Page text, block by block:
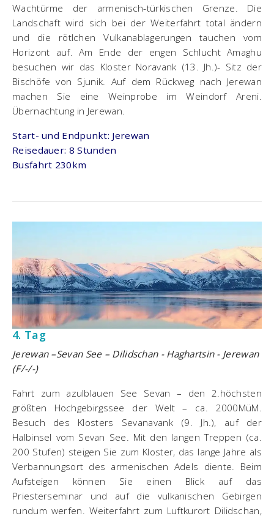
Wachtürme der armenisch-türkischen Grenze. Die
Landschaft wird sich bei der Weiterfahrt total ändern
und die rötlchen Vulkanablagerungen tauchen vom
Horizont auf. Am Ende der engen Schlucht Amaghu
besuchen wir das Kloster Noravank (13. Jh.)- Sitz der
Bischöfe von Sjunik. Auf dem Rückweg nach Jerewan
machen Sie eine Weinprobe im Weindorf Areni.
Übernachtung in Jerewan.
Start- und Endpunkt: Jerewan
Reisedauer: 8 Stunden
Busfahrt 230km
4. Tag
Jerewan –Sevan See – Dilidschan - Haghartsin - Jerewan
(F/-/-)
Fahrt zum azulblauen See Sevan – den 2.höchsten
größten Hochgebirgssee der Welt – ca. 2000MüM.
Besuch des Klosters Sevanavank (9. Jh.), auf der
Halbinsel vom Sevan See. Mit den langen Treppen (ca.
200 Stufen) steigen Sie zum Kloster, das lange Jahre als
Verbannungsort des armenischen Adels diente. Beim
Aufsteigen können Sie einen Blick auf das
Priesterseminar und auf die vulkanischen Gebirgen
rundum werfen. Weiterfahrt zum Luftkurort Dilidschan,